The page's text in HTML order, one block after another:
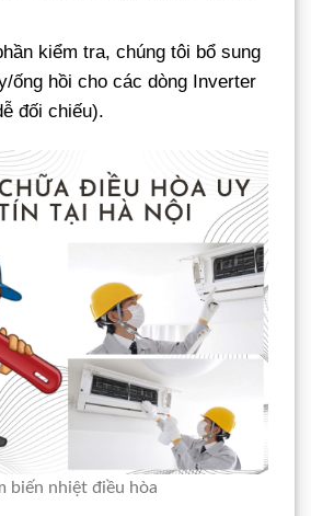
kiểm tra, chúng tôi bổ sung
ống hồi cho các dòng Inverter
đối chiếu).
biến nhiệt điều hòa